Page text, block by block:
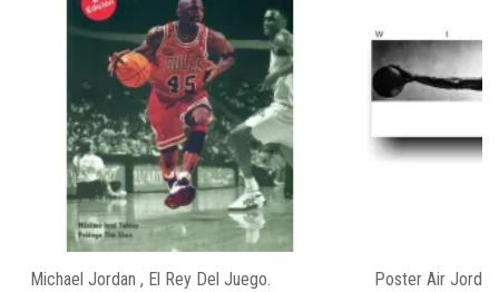
Michael Jordan , El Rey Del Juego. Poster Air